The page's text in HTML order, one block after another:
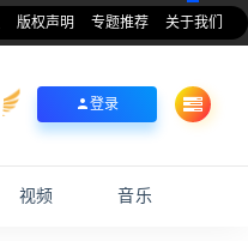
版权声明 专题推荐 关于我们
登录
视频 音乐